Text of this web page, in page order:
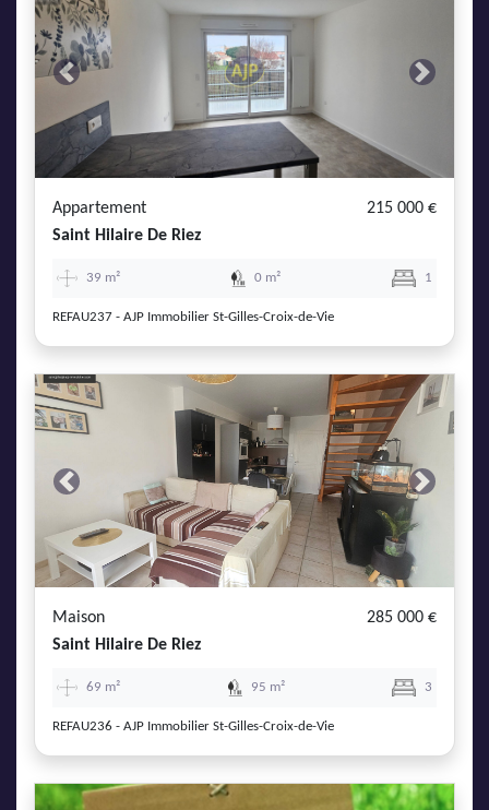
Previous Next
Appartement
215 000 €
Saint Hilaire De Riez
39 m² 0 m² 1
REFAU237 - AJP Immobilier St-Gilles-Croix-de-Vie
Previous Next
Maison
285 000 €
Saint Hilaire De Riez
69 m² 95 m² 3
REFAU236 - AJP Immobilier St-Gilles-Croix-de-Vie